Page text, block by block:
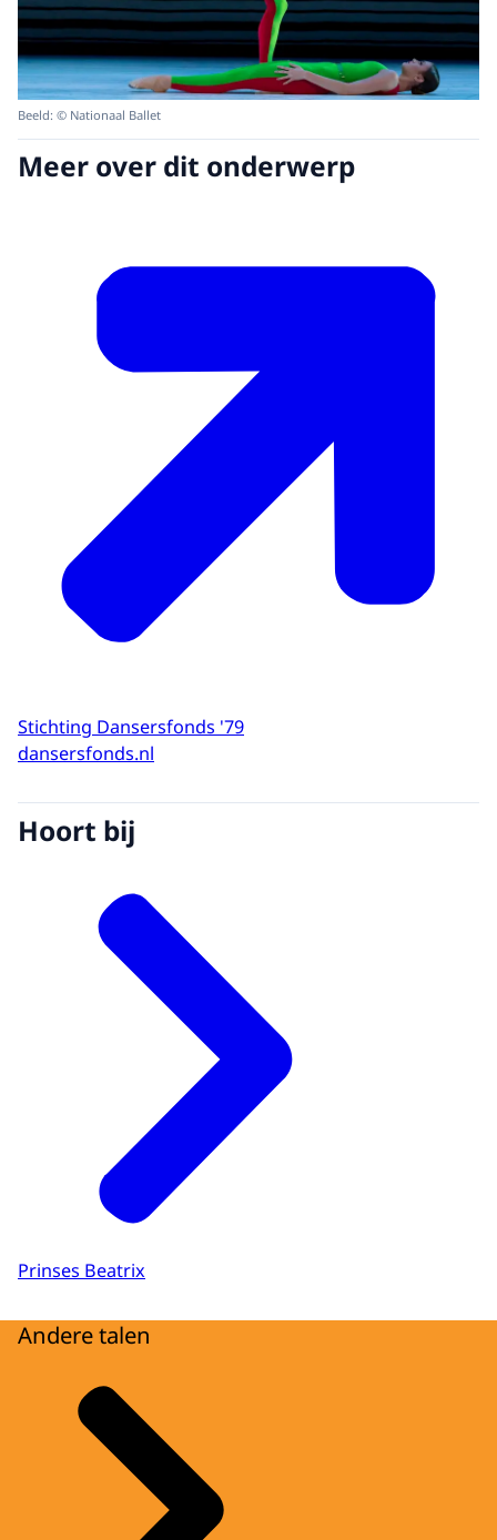
Beeld: © Nationaal Ballet
Meer over dit onderwerp
Stichting Dansersfonds '79
dansersfonds.nl
Hoort bij
Prinses Beatrix
Andere talen